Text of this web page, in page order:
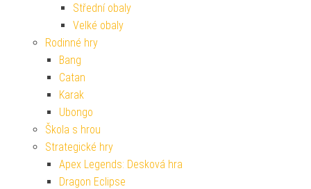
Střední obaly
Velké obaly
Rodinné hry
Bang
Catan
Karak
Ubongo
Škola s hrou
Strategické hry
Apex Legends: Desková hra
Dragon Eclipse